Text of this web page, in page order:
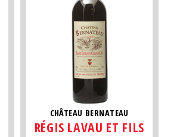
CHÂTEAU BERNATEAU
RÉGIS LAVAU ET FILS